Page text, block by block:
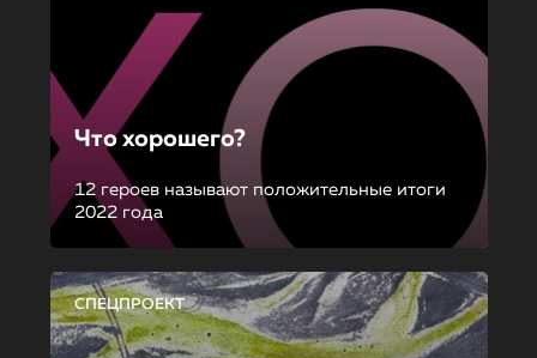
Что хорошего?
12 героев называют положительные итоги
2022 года
СПЕЦПРОЕКТ